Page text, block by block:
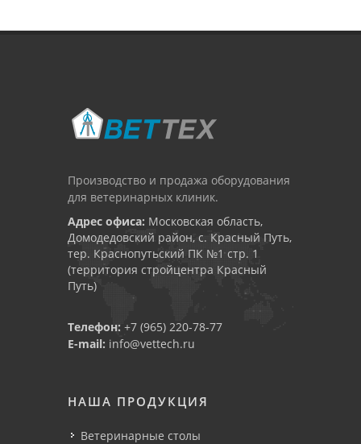
Производство и продажа оборудования
для ветеринарных клиник.
Адрес офиса: Московская область,
Домодедовский район, с. Красный Путь,
тер. Краснопутьский ПК №1 стр. 1
(территория стройцентра Красный
Путь)
Телефон: +7 (965) 220-78-77
E-mail: info@vettech.ru
НАША ПРОДУКЦИЯ
Ветеринарные столы